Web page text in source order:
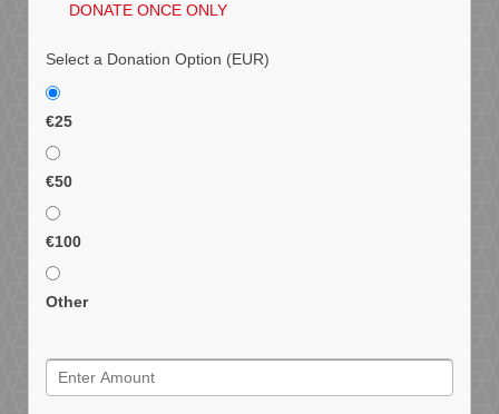
DONATE ONCE ONLY
Select a Donation Option (EUR)
€25
€50
€100
Other